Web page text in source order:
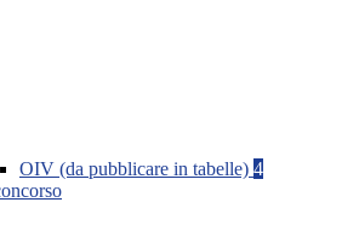
OIV (da pubblicare in tabelle) 4